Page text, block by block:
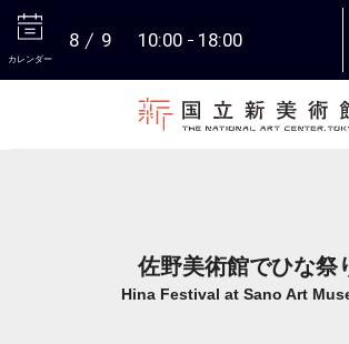
カレンダー
8 9 10:00 18:00
佐野美術館でひな祭
Hina Festival at Sano Art